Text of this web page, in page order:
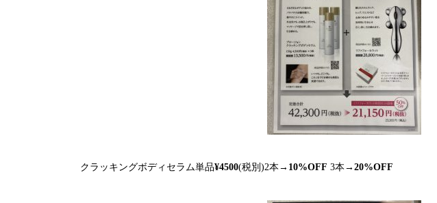
クラッキングボディセラム単品¥4500(税別)2本→ 10%OFF 3本→ 20%OFF